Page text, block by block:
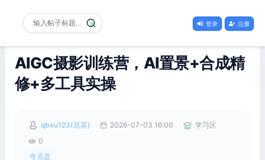
登录 注册
AIGC摄影训练营，AI置景+合成精
修+多工具实操
qbxu123(筑基) 2026-07-03 16:00
学习区
0
夸克盘